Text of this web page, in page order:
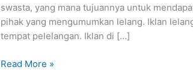
swasta, yang mana tujuannya untuk
pihak yang mengumumkan lelang. Iklan
tempat pelelangan. Iklan di […]
Read More »